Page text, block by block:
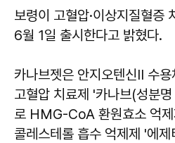
보령이 고혈압·이상지질혈증
6월 1일 출시한다고 밝혔다.
카나브젯은 안지오텐신Ⅱ 수
고혈압 치료제 '카나브(성분
로 HMG-CoA 환원효소 억
콜레스테롤 흡수 억제제 '에